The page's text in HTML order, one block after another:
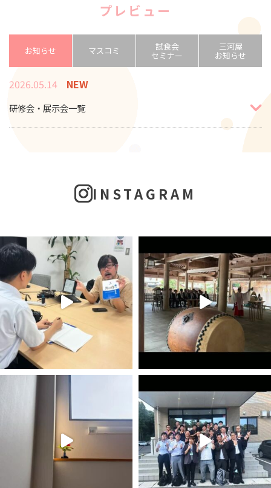
プレビュー
お知らせ マスコミ 試食会
セミナー
三河屋
お知らせ
2026.05.14 NEW
研修会・展示会一覧
INSTAGRAM